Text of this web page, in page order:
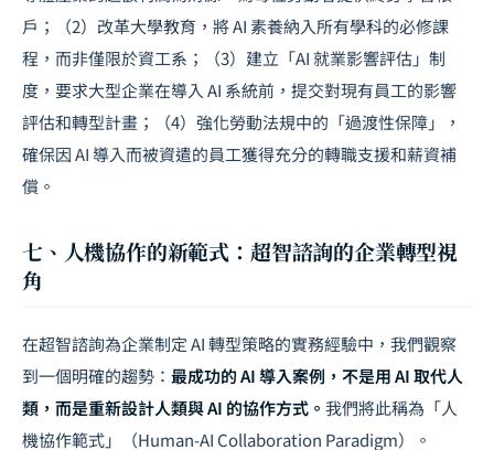
戶；（2）改革大學教育，將 AI 素養納入所有學科的必修課
程，而非僅限於資工系；（3）建立「AI 就業影響評估」制
度，要求大型企業在導入 AI 系統前，提交對現有員工的影響
評估和轉型計畫；（4）強化勞動法規中的「過渡性保障」，
確保因 AI 導入而被資遣的員工獲得充分的轉職支援和薪資補
償。
七、人機協作的新範式：超智諮詢的企業轉型視
角
在超智諮詢為企業制定 AI 轉型策略的實務經驗中，我們觀察
到一個明確的趨勢： 最成功的 AI 導入案例，不是用 AI 取代人
類，而是重新設計人類與 AI 的協作方式。 我們將此稱為「人
機協作範式」（Human-AI Collaboration Paradigm）。